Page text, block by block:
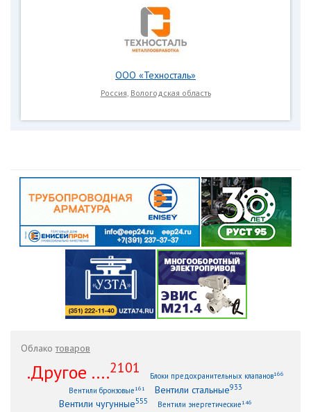
ООО «Техносталь»
Россия, Вологодская область
Облакотоваров
.Другое ....2101
Блоки предохранительных клапанов166
Вентили бронзовые161 Вентили стальные933
Вентили чугунные555 Вентили энергетические146